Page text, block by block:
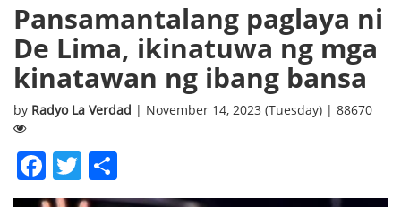
Pansamantalang paglaya ni
De Lima, ikinatuwa ng mga
kinatawan ng ibang bansa
by Radyo La Verdad | November 14, 2023 (Tuesday) | 88670
Facebook
Twitter